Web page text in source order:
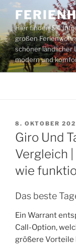
Zum
Inhalt
springenHier finden Sie
großen
schöner ländlicher
modern und
AM
8. OKTOBER
Giro Und
Vergleich
wie
Das beste
Ein Warrant
Call-Option,
größere Vorteile